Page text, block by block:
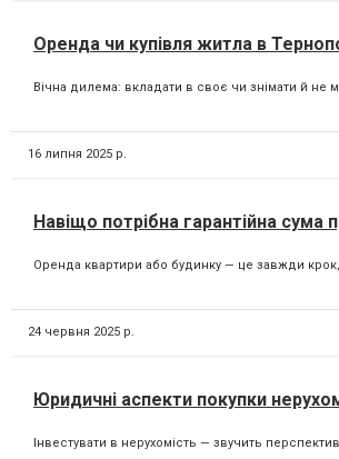
Оренда чи купівля житла в
Вічна дилема: вкладати в своє чи знімати й не
16 липня 2025 р.
Навіщо потрібна гарантійна сума
Оренда квартири або будинку — це завжди
24 червня 2025 р.
Юридичні аспекти покупки
Інвестувати в нерухомість — звучить